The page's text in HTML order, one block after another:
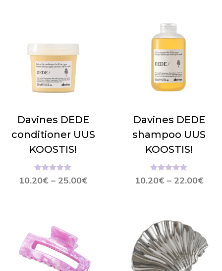
Davines DEDE
conditioner UUS
KOOSTIS!
10.20€ – 25.00€
Hinnanguga
5.00
/ 5
Davines DEDE
shampoo UUS
KOOSTIS!
10.20€ – 22.00€
Hinnanguga
5.00
/ 5